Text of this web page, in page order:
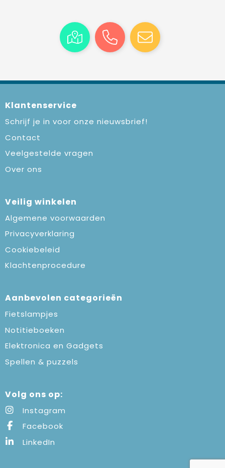
Klantenservice
Schrijf je in voor onze nieuwsbrief!
Contact
Veelgestelde vragen
Over ons
Veilig winkelen
Algemene voorwaarden
Privacyverklaring
Cookiebeleid
Klachtenprocedure
Aanbevolen categorieën
Fietslampjes
Notitieboeken
Elektronica en Gadgets
Spellen & puzzels
Volg ons op:
Instagram
Facebook
LinkedIn